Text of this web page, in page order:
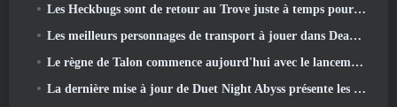
Les Heckbugs sont de retour au Trove juste à temps pour la saison de l'amour
Les meilleurs personnages de transport à jouer dans Deadlock
Le règne de Talon commence aujourd'hui avec le lancement de la saison Overwatch 1: Conquête
La dernière mise à jour de Duet Night Abyss présente les montures